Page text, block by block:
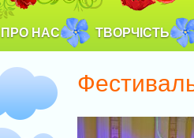
ПРО НАС ТВОРЧІСТЬ